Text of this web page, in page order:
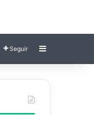
Seguir Barra Lateral